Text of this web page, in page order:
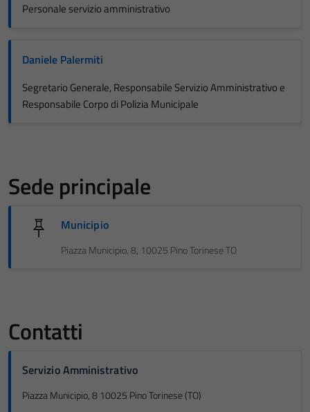
Personale servizio amministrativo
Daniele Palermiti
Segretario Generale, Responsabile Servizio Amministrativo e
Responsabile Corpo di Polizia Municipale
Sede principale
Municipio
Piazza Municipio, 8, 10025 Pino Torinese TO
Contatti
Servizio Amministrativo
Piazza Municipio, 8 10025 Pino Torinese (TO)